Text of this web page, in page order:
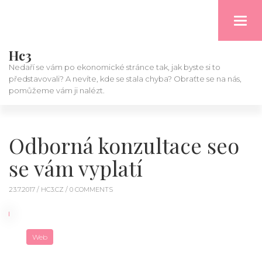
Hc3
Nedaří se vám po ekonomické stránce tak, jak byste si to
představovali? A nevíte, kde se stala chyba? Obraťte se na nás,
pomůžeme vám ji nalézt.
Odborná konzultace seo
se vám vyplatí
23.7.2017 / HC3.CZ / 0 COMMENTS
Web